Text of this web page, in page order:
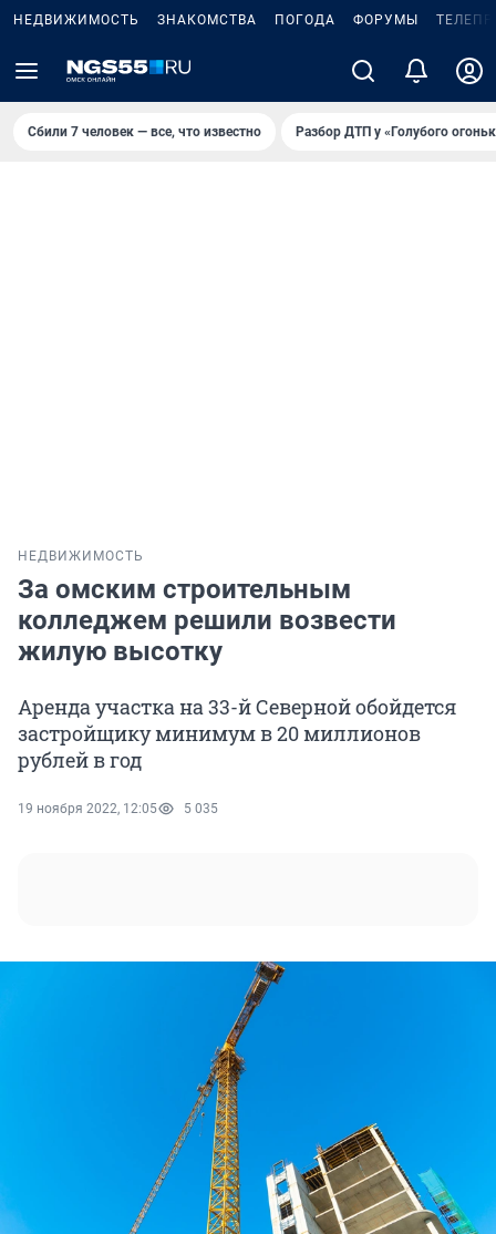
НЕДВИЖИМОСТЬ ЗНАКОМСТВА ПОГОДА ФОРУМЫ
Сбили 7 человек — все, что известно Разбор ДТП у «Голубого
НЕДВИЖИМОСТЬ
За омским строительным
колледжем решили возвести
жилую высотку
Аренда участка на 33-й Северной обойдется
застройщику минимум в 20 миллионов
рублей в год
19 ноября 2022, 12:05 5 035